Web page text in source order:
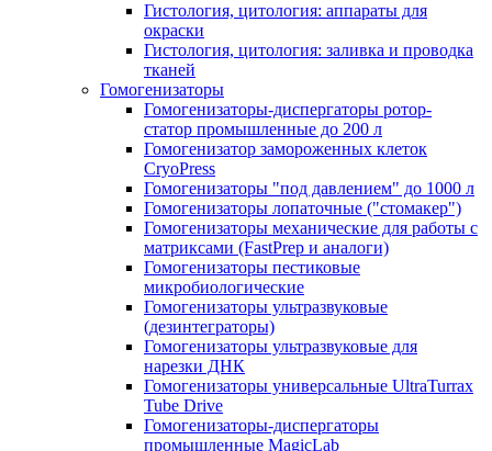
Гистология, цитология: аппараты для
окраски
Гистология, цитология: заливка и проводка
тканей
Гомогенизаторы
Гомогенизаторы-диспергаторы ротор-
статор промышленные до 200 л
Гомогенизатор замороженных клеток
CryoPress
Гомогенизаторы "под давлением" до 1000 л
Гомогенизаторы лопаточные ("стомакер")
Гомогенизаторы механические для работы с
матриксами (FastPrep и аналоги)
Гомогенизаторы пестиковые
микробиологические
Гомогенизаторы ультразвуковые
(дезинтеграторы)
Гомогенизаторы ультразвуковые для
нарезки ДНК
Гомогенизаторы универсальные UltraTurrax
Tube Drive
Гомогенизаторы-диспергаторы
промышленные MagicLab